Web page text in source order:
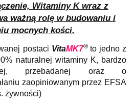
Witaminy K wraz z
ważną rolę w budowaniu i
mocnych kości.
postaci VitaMK7® to jedno z
naturalnej witaminy K, bardzo
przebadanej oraz o
zaopiniowanym przez EFSA
żywności)